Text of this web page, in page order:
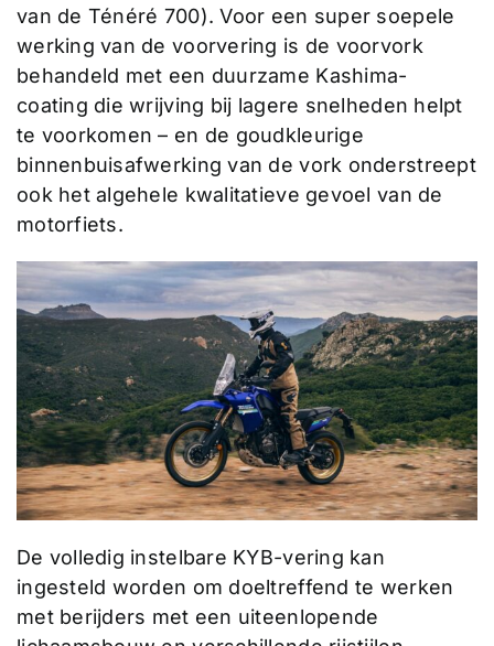
van de Ténéré 700). Voor een super soepele
werking van de voorvering is de voorvork
behandeld met een duurzame Kashima-
coating die wrijving bij lagere snelheden helpt
te voorkomen – en de goudkleurige
binnenbuisafwerking van de vork onderstreept
ook het algehele kwalitatieve gevoel van de
motorfiets.
De volledig instelbare KYB-vering kan
ingesteld worden om doeltreffend te werken
met berijders met een uiteenlopende